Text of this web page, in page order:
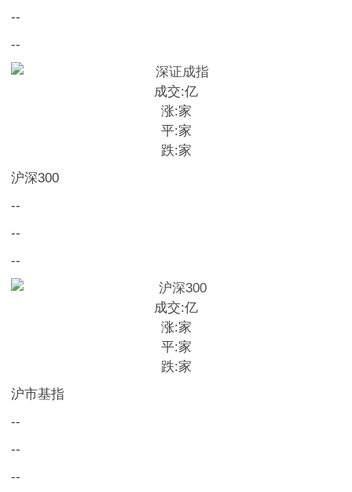
--
--
成交:亿
涨:家
平:家
跌:家
沪深300
--
--
--
成交:亿
涨:家
平:家
跌:家
沪市基指
--
--
--